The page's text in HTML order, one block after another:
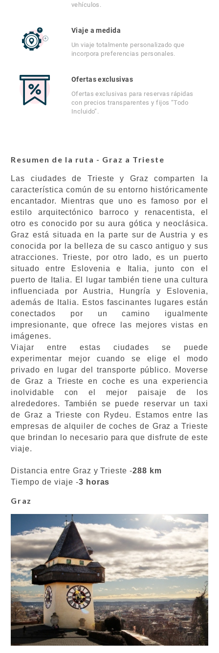
vehículos.
Viaje a medida
Un viaje totalmente personalizado que
incorpora preferencias personales.
Ofertas exclusivas
Ofertas exclusivas para reservas rápidas
con precios transparentes y fijos “Todo
Incluido”.
Resumen de la ruta - Graz a Trieste
Las ciudades de Trieste y Graz comparten la
característica común de su entorno históricamente
encantador. Mientras que uno es famoso por el
estilo arquitectónico barroco y renacentista, el
otro es conocido por su aura gótica y neoclásica.
Graz está situada en la parte sur de Austria y es
conocida por la belleza de su casco antiguo y sus
atracciones. Trieste, por otro lado, es un puerto
situado entre Eslovenia e Italia, junto con el
puerto de Italia. El lugar también tiene una cultura
influenciada por Austria, Hungría y Eslovenia,
además de Italia. Estos fascinantes lugares están
conectados por un camino igualmente
impresionante, que ofrece las mejores vistas en
imágenes.
Viajar entre estas ciudades se puede
experimentar mejor cuando se elige el modo
privado en lugar del transporte público. Moverse
de Graz a Trieste en coche es una experiencia
inolvidable con el mejor paisaje de los
alrededores. También se puede reservar un taxi
de Graz a Trieste con Rydeu. Estamos entre las
empresas de alquiler de coches de Graz a Trieste
que brindan lo necesario para que disfrute de este
viaje.
Distancia entre Graz y Trieste -288 km
Tiempo de viaje -3 horas
Graz